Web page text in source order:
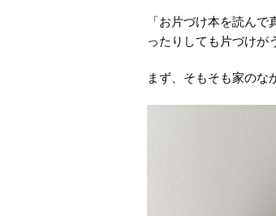
「お片づけ本を読ん
ったりしても片づけが
まず、そもそも家のな